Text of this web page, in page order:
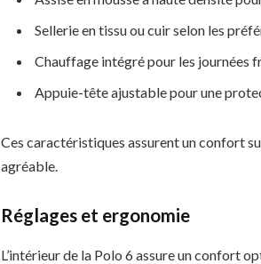
Sellerie en tissu ou cuir selon les
Chauffage intégré pour les journées
Appuie-tête ajustable pour une
Ces caractéristiques assurent un confort
agréable.
Réglages et ergonomie
L’intérieur de la Polo 6 assure un confort